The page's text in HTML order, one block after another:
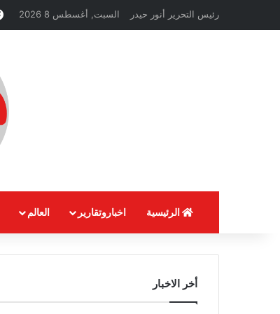
رئيس التحرير أنور حيدر السبت, أغسطس 8 2026
الرئيسية اخباروتقارير العالم
أخر الاخبار